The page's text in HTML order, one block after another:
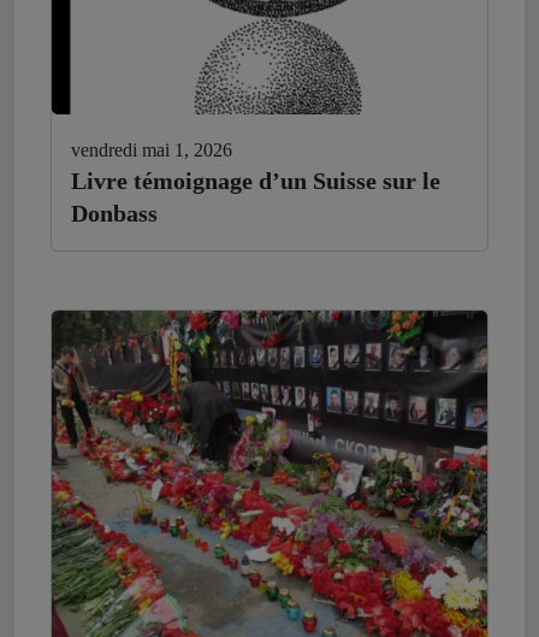
vendredi mai 1, 2026
Livre témoignage d’un Suisse sur le
Donbass